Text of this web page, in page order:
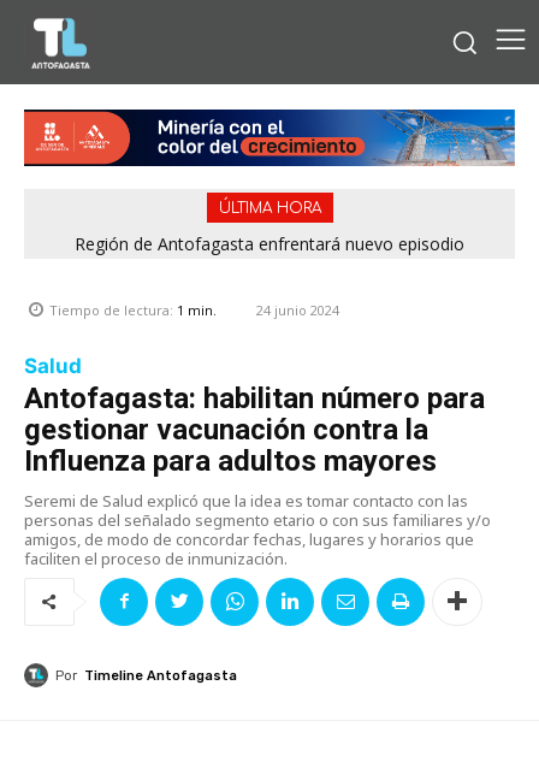
ÚLTIMA HORA
Región de Antofagasta enfrentará nuevo episodio
Tiempo de lectura: 1 min. 24 junio 2024
Salud
Antofagasta: habilitan número para
gestionar vacunación contra la
Influenza para adultos mayores
Seremi de Salud explicó que la idea es tomar contacto con las
personas del señalado segmento etario o con sus familiares y/o
amigos, de modo de concordar fechas, lugares y horarios que
faciliten el proceso de inmunización.
Por Timeline Antofagasta